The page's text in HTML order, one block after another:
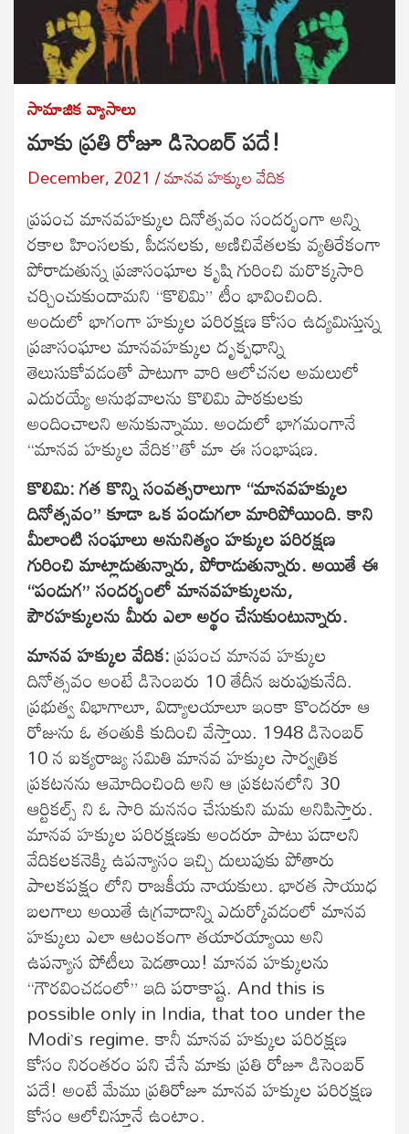
సామాజిక వ్యాసాలు
మాకు ప్రతి రోజూ డిసెంబర్ పదే!
December, 2021 మానవ హక్కుల వేదిక
ప్రపంచ మానవహక్కుల దినోత్సవం సందర్భంగా అన్ని
రకాల హింసలకు, పీడనలకు, అణిచివేతలకు వ్యతిరేకంగా
పోరాడుతున్న ప్రజాసంఘాల కృషి గురించి మరొక్కసారి
చర్చించుకుందామని “కొలిమి” టీం భావించింది.
అందులో భాగంగా హక్కుల పరిరక్షణ కోసం ఉద్యమిస్తున్న
ప్రజాసంఘాల మానవహక్కుల దృక్పధాన్ని
తెలుసుకోవడంతో పాటుగా వారి ఆలోచనల అమలులో
ఎదురయ్యే అనుభవాలను కొలిమి పాఠకులకు
అందించాలని అనుకున్నాము. అందులో భాగమంగానే
“మానవ హక్కుల వేదిక”తో మా ఈ సంభాషణ.
కొలిమి: గత కొన్ని సంవత్సరాలుగా “మానవహక్కుల
దినోత్సవం” కూడా ఒక పండుగలా మారిపోయింది. కాని
మీలాంటి సంఘాలు అనునిత్యం హక్కుల పరిరక్షణ
గురించి మాట్లాడుతున్నారు, పోరాడుతున్నారు. అయితే ఈ
“పండుగ” సందర్భంలో మానవహక్కులను,
పౌరహక్కులను మీరు ఎలా అర్థం చేసుకుంటున్నారు.
మానవ హక్కుల వేదిక:ప్రపంచ మానవ హక్కుల
దినోత్సవం అంటే డిసెంబరు 10 తేదీన జరుపుకునేది.
ప్రభుత్వ విభాగాలూ, విద్యాలయాలూ ఇంకా కొందరూ ఆ
రోజును ఓ తంతుకి కుదించి వేస్తాయి. 1948 డిసెంబర్
10 న ఐక్యరాజ్య సమితి మానవ హక్కుల సార్వత్రిక
ప్రకటనను ఆమోదించింది అని ఆ ప్రకటనలోని 30
ఆర్టికల్స్ ని ఓ సారి మననం చేసుకుని మమ అనిపిస్తారు.
మానవ హక్కుల పరిరక్షణకు అందరూ పాటు పడాలని
వేదికలకనెక్కి ఉపన్యాసం ఇచ్చి దులుపుకు పోతారు
పాలకపక్షం లోని రాజకీయ నాయకులు. భారత సాయుధ
బలగాలు అయితే ఉగ్రవాదాన్ని ఎదుర్కోవడంలో మానవ
హక్కులు ఎలా ఆటంకంగా తయారయ్యాయి అని
ఉపన్యాస పోటీలు పెడతాయి! మానవ హక్కులను
“గౌరవించడంలో” ఇది పరాకాష్ట. And this is
possible only in India, that too under the
Modi’s regime. కానీ మానవ హక్కుల పరిరక్షణ
కోసం నిరంతరం పని చేసే మాకు ప్రతి రోజూ డిసెంబర్
పదే! అంటే మేము ప్రతిరోజూ మానవ హక్కుల పరిరక్షణ
కోసం ఆలోచిస్తూనే ఉంటాం.